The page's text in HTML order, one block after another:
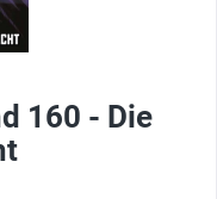
160 - Die